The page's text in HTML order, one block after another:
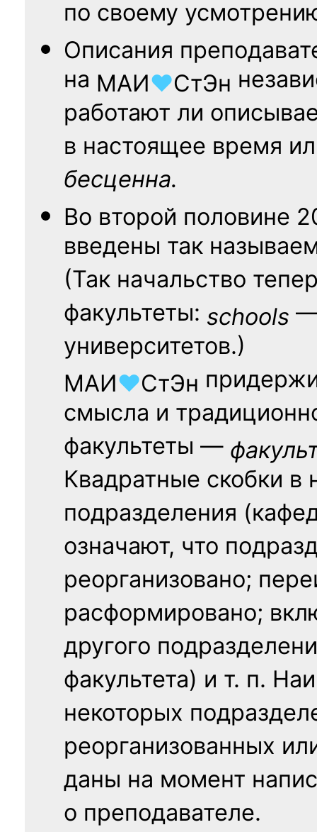
по своему
Описания
на МАИ♥СтЭн
работают ли
в настоящее время
бесценна.
Во второй половине
введены так
(Так начальство
факультеты: schools —
университетов.)
МАИ♥СтЭн
смысла и
факультеты —
Квадратные скобки в
подразделения
означают, что
реорганизовано;
расформировано;
другого
факультета) и т. п.
некоторых
реорганизованных
даны на момент
о преподавателе.